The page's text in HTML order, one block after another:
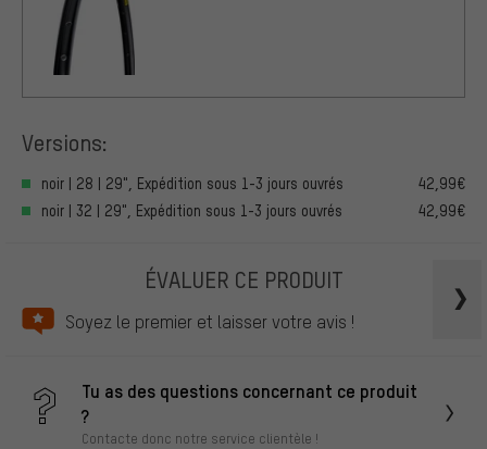
Versions:
noir | 28 | 29", Expédition sous 1-3 jours ouvrés
42,99€
noir | 32 | 29", Expédition sous 1-3 jours ouvrés
42,99€
ÉVALUER CE PRODUIT
Soyez le premier et laisser votre avis !
Tu as des questions concernant ce produit
?
Contacte donc notre service clientèle !